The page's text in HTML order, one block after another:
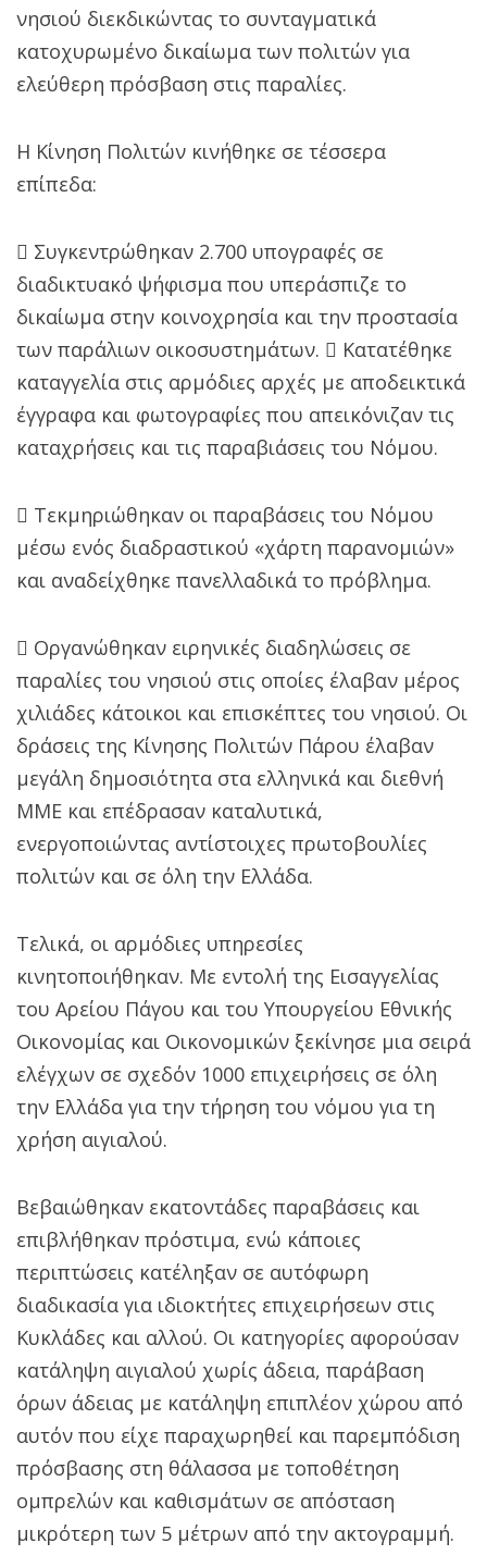
νησιού διεκδικώντας το συνταγματικά
κατοχυρωμένο δικαίωμα των πολιτών για
ελεύθερη πρόσβαση στις παραλίες.
H Κίνηση Πολιτών κινήθηκε σε τέσσερα
επίπεδα:
 Συγκεντρώθηκαν 2.700 υπογραφές σε
διαδικτυακό ψήφισμα που υπεράσπιζε το
δικαίωμα στην κοινοχρησία και την προστασία
των παράλιων οικοσυστημάτων.  Κατατέθηκε
καταγγελία στις αρμόδιες αρχές με αποδεικτικά
έγγραφα και φωτογραφίες που απεικόνιζαν τις
καταχρήσεις και τις παραβιάσεις του Νόμου.
 Τεκμηριώθηκαν οι παραβάσεις του Νόμου
μέσω ενός διαδραστικού «χάρτη παρανομιών»
και αναδείχθηκε πανελλαδικά το πρόβλημα.
 Οργανώθηκαν ειρηνικές διαδηλώσεις σε
παραλίες του νησιού στις οποίες έλαβαν μέρος
χιλιάδες κάτοικοι και επισκέπτες του νησιού. Οι
δράσεις της Κίνησης Πολιτών Πάρου έλαβαν
μεγάλη δημοσιότητα στα ελληνικά και διεθνή
ΜΜΕ και επέδρασαν καταλυτικά,
ενεργοποιώντας αντίστοιχες πρωτοβουλίες
πολιτών και σε όλη την Ελλάδα.
Τελικά, οι αρμόδιες υπηρεσίες
κινητοποιήθηκαν. Με εντολή της Εισαγγελίας
του Αρείου Πάγου και του Υπουργείου Εθνικής
Οικονομίας και Οικονομικών ξεκίνησε μια σειρά
ελέγχων σε σχεδόν 1000 επιχειρήσεις σε όλη
την Ελλάδα για την τήρηση του νόμου για τη
χρήση αιγιαλού.
Βεβαιώθηκαν εκατοντάδες παραβάσεις και
επιβλήθηκαν πρόστιμα, ενώ κάποιες
περιπτώσεις κατέληξαν σε αυτόφωρη
διαδικασία για ιδιοκτήτες επιχειρήσεων στις
Κυκλάδες και αλλού. Οι κατηγορίες αφορούσαν
κατάληψη αιγιαλού χωρίς άδεια, παράβαση
όρων άδειας με κατάληψη επιπλέον χώρου από
αυτόν που είχε παραχωρηθεί και παρεμπόδιση
πρόσβασης στη θάλασσα με τοποθέτηση
ομπρελών και καθισμάτων σε απόσταση
μικρότερη των 5 μέτρων από την ακτογραμμή.